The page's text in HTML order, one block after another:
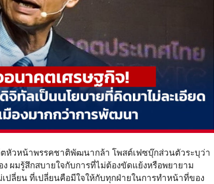
หัวหน้าพรรคชาติพัฒนากล้า โพสต์เฟซบุ๊กส่วนตัวระบุว่า
ผมรู้สึกสบายใจกับการที่ไม่ต้องขัดแย้งหรือพยายาม
ปลี่ยน ที่เปลี่ยนคือมีใจให้กับทุกฝ่ายในการทำหน้าที่ของ